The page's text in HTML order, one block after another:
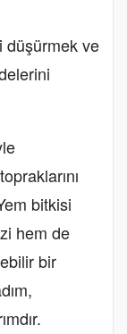
düşürmek ve
bitkisi
hem de
bir